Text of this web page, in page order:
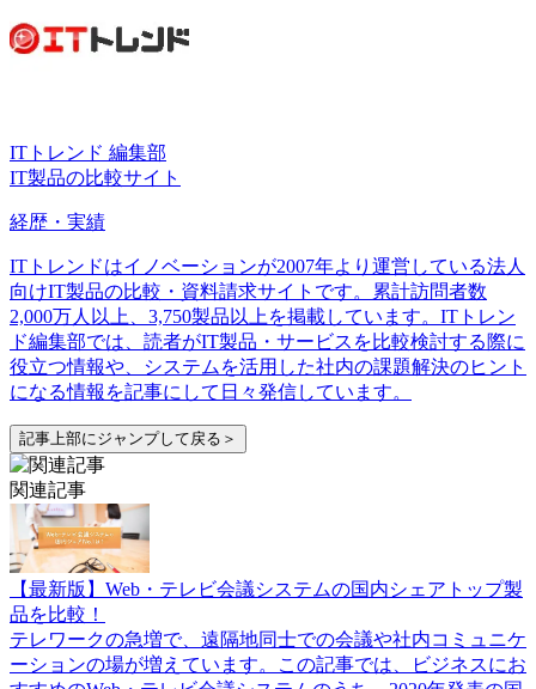
ITトレンド 編集部
IT製品の比較サイト
経歴・実績
ITトレンドはイノベーションが2007年より運営している法人
向けIT製品の比較・資料請求サイトです。累計訪問者数
2,000万人以上、3,750製品以上を掲載しています。ITトレン
ド編集部では、読者がIT製品・サービスを比較検討する際に
役立つ情報や、システムを活用した社内の課題解決のヒント
になる情報を記事にして日々発信しています。
記事上部にジャンプして戻る＞
関連記事
【最新版】Web・テレビ会議システムの国内シェアトップ製
品を比較！
テレワークの急増で、遠隔地同士での会議や社内コミュニケ
ーションの場が増えています。この記事では、ビジネスにお